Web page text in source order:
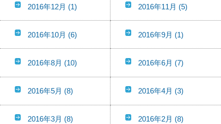
2016年12月 (1) 2016年11月 (5)
2016年10月 (6) 2016年9月 (1)
2016年8月 (10) 2016年6月 (7)
2016年5月 (8) 2016年4月 (3)
2016年3月 (8) 2016年2月 (8)